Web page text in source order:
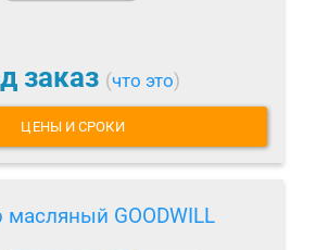
заказ (что это)
ЦЕНЫ И СРОКИ
масляный GOODWILL